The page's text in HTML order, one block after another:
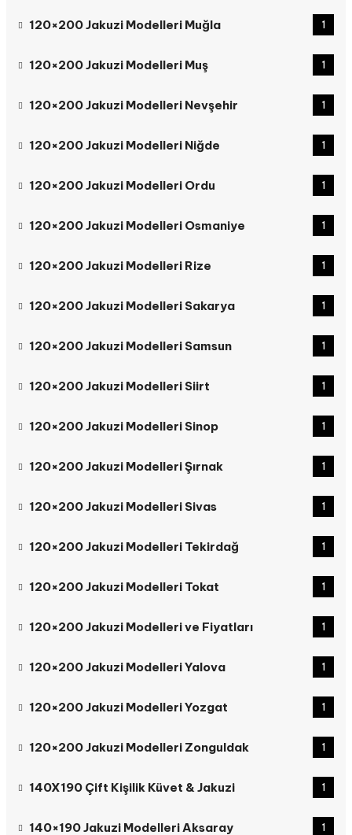
120×200 Jakuzi Modelleri Muğla 1
120×200 Jakuzi Modelleri Muş 1
120×200 Jakuzi Modelleri Nevşehir 1
120×200 Jakuzi Modelleri Niğde 1
120×200 Jakuzi Modelleri Ordu 1
120×200 Jakuzi Modelleri Osmaniye 1
120×200 Jakuzi Modelleri Rize 1
120×200 Jakuzi Modelleri Sakarya 1
120×200 Jakuzi Modelleri Samsun 1
120×200 Jakuzi Modelleri Siirt 1
120×200 Jakuzi Modelleri Sinop 1
120×200 Jakuzi Modelleri Şırnak 1
120×200 Jakuzi Modelleri Sivas 1
120×200 Jakuzi Modelleri Tekirdağ 1
120×200 Jakuzi Modelleri Tokat 1
120×200 Jakuzi Modelleri ve Fiyatları 1
120×200 Jakuzi Modelleri Yalova 1
120×200 Jakuzi Modelleri Yozgat 1
120×200 Jakuzi Modelleri Zonguldak 1
140X190 Çift Kişilik Küvet & Jakuzi 1
140×190 Jakuzi Modelleri Aksaray 1